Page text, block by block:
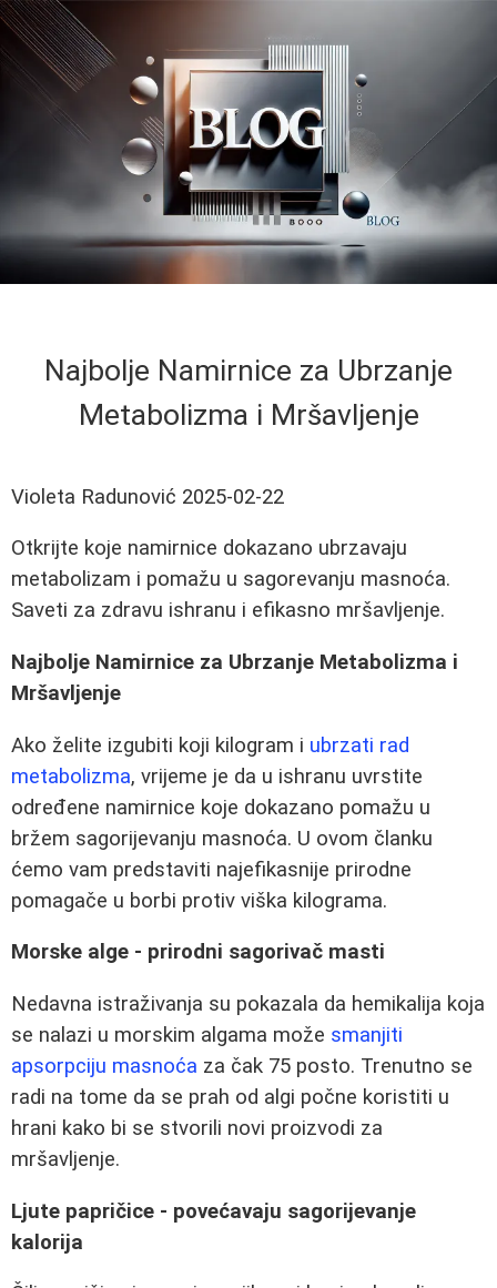
Najbolje Namirnice za Ubrzanje
Metabolizma i Mršavljenje
Violeta Radunović 2025-02-22
Otkrijte koje namirnice dokazano ubrzavaju
metabolizam i pomažu u sagorevanju masnoća.
Saveti za zdravu ishranu i efikasno mršavljenje.
Najbolje Namirnice za Ubrzanje Metabolizma i
Mršavljenje
Ako želite izgubiti koji kilogram i ubrzati rad
metabolizma, vrijeme je da u ishranu uvrstite
određene namirnice koje dokazano pomažu u
bržem sagorijevanju masnoća. U ovom članku
ćemo vam predstaviti najefikasnije prirodne
pomagače u borbi protiv viška kilograma.
Morske alge - prirodni sagorivač masti
Nedavna istraživanja su pokazala da hemikalija koja
se nalazi u morskim algama može smanjiti
apsorpciju masnoća za čak 75 posto. Trenutno se
radi na tome da se prah od algi počne koristiti u
hrani kako bi se stvorili novi proizvodi za
mršavljenje.
Ljute papričice - povećavaju sagorijevanje
kalorija